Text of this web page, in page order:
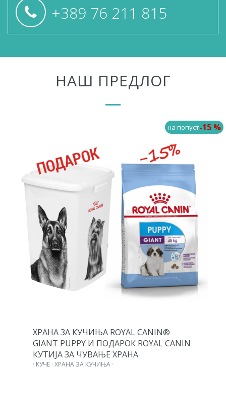
+389 76 211 815
НАШ ПРЕДЛОГ
на попуст-15 %
ХРАНА ЗА КУЧИЊА ROYAL CANIN®
GIANT PUPPY И ПОДАРОК ROYAL CANIN
КУТИЈА ЗА ЧУВАЊЕ ХРАНА
· КУЧЕ · ХРАНА ЗА КУЧИЊА ·